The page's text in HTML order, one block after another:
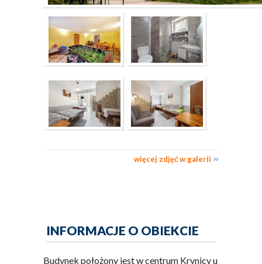
więcej zdjęć w galerii
INFORMACJE O OBIEKCIE
Budynek położony jest w centrum Krynicy u